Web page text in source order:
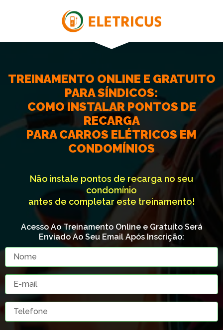
TREINAMENTO ONLINE E GRATUITO
PARA SÍNDICOS:
COMO INSTALAR PONTOS DE
RECARGA
PARA CARROS ELÉTRICOS EM
CONDOMÍNIOS
Não instale pontos de recarga no seu
condomínio
antes de completar este treinamento!
Acesso Ao Treinamento Online e Gratuito Será
Enviado Ao Seu Email Após Inscrição: